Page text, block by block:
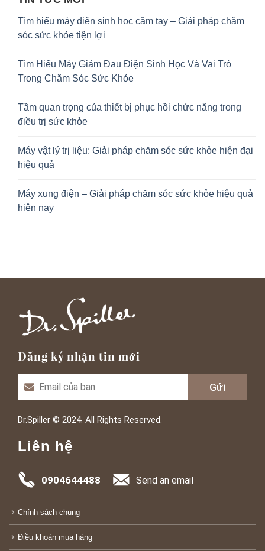
Tìm hiểu máy điện sinh học cầm tay – Giải pháp chăm
sóc sức khỏe tiện lợi
Tìm Hiểu Máy Giảm Đau Điện Sinh Học Và Vai Trò
Trong Chăm Sóc Sức Khỏe
Tầm quan trọng của thiết bị phục hồi chức năng trong
điều trị sức khỏe
Máy vật lý trị liệu: Giải pháp chăm sóc sức khỏe hiện đại
hiệu quả
Máy xung điện – Giải pháp chăm sóc sức khỏe hiệu quả
hiện nay
Đăng ký nhận tin mới
Dr.Spiller © 2024. All Rights Reserved.
Liên hệ
0904644488 Send an email
Chính sách chung
Điều khoản mua hàng